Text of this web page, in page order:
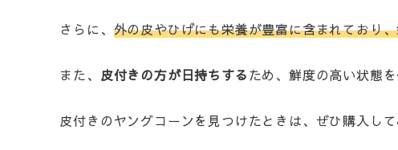
さらに、 外の皮やひげにも栄養が豊富に含まれており
また、 皮付きの方が日持ちするため、鮮度の高い状態
皮付きのヤングコーンを見つけたときは、ぜひ購入して